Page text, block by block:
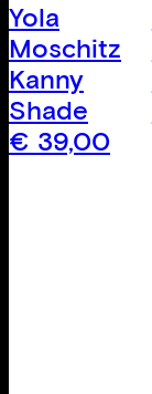
Yola
Moschitz
Kanny
Shade
€ 39,00